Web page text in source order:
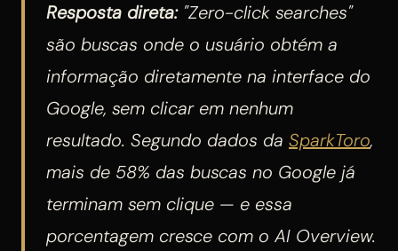
Resposta direta:"Zero-click searches"
são buscas onde o usuário obtém a
informação diretamente na interface do
Google, sem clicar em nenhum
resultado. Segundo dados da SparkToro,
mais de 58% das buscas no Google já
terminam sem clique — e essa
porcentagem cresce com o AI Overview.